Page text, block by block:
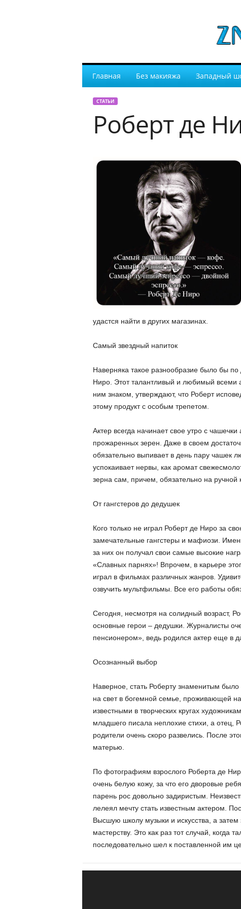
Главная Без макияжа Западный
СТАТЬИ
Роберт де
удастся найти в других магазинах.
Самый звездный напиток
Наверняка такое разнообразие было бы
Ниро. Этот талантливый и любимый всеми
ним знаком, утверждают, что Роберт
этому продукт с особым трепетом.
Актер всегда начинает свое утро с
прожаренных зерен. Даже в своем
обязательно выпивает в день пару чашек
успокаивает нервы, как аромат
зерна сам, причем, обязательно на ручной
От гангстеров до дедушек
Кого только не играл Роберт де Ниро за
замечательные гангстеры и мафиози.
за них он получал свои самые высокие
«Славных парнях»! Впрочем, в карьере
играл в фильмах различных жанров.
озвучить мультфильмы. Все его работы
Сегодня, несмотря на солидный возраст,
основные герои – дедушки. Журналисты
пенсионером», ведь родился актер еще в
Осознанный выбор
Наверное, стать Роберту знаменитым
на свет в богемной семье, проживающей
известными в творческих кругах
младшего писала неплохие стихи, а отец,
родители очень скоро развелись. После
матерью.
По фотографиям взрослого Роберта де
очень белую кожу, за что его дворовые
парень рос довольно задиристым.
лелеял мечту стать известным актером.
Высшую школу музыки и искусства, а затем
мастерству. Это как раз тот случай, когда
последовательно шел к поставленной им